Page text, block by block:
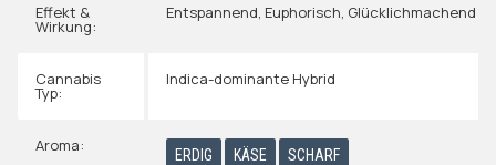
Effekt &
Wirkung:
Entspannend, Euphorisch, Glücklichmachend
Cannabis
Typ:
Indica-dominante Hybrid
Aroma: ERDIG KÄSE SCHARF